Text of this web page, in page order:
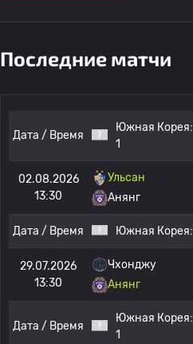
Последние матчи
Дата / Время
Южная Корея:
1
02.08.2026
13:30
Ульсан
Анянг
Дата / Время Южная Корея:
29.07.2026
13:30
Чхонджу
Анянг
Дата / Время
Южная Корея:
1